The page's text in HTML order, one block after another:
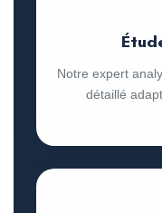
Notre expert
détaillé